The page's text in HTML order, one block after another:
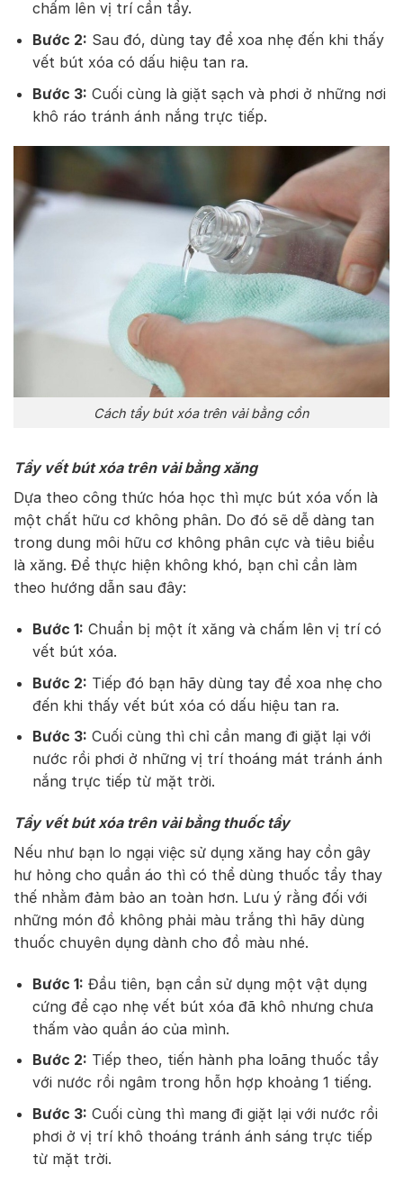
chấm lên vị trí cần tẩy.
Bước 2: Sau đó, dùng tay để xoa nhẹ đến khi thấy
vết bút xóa có dấu hiệu tan ra.
Bước 3: Cuối cùng là giặt sạch và phơi ở những nơi
khô ráo tránh ánh nắng trực tiếp.
Cách tẩy bút xóa trên vải bằng cồn
Tẩy vết bút xóa trên vải bằng xăng
Dựa theo công thức hóa học thì mực bút xóa vốn là
một chất hữu cơ không phân. Do đó sẽ dễ dàng tan
trong dung môi hữu cơ không phân cực và tiêu biểu
là xăng. Để thực hiện không khó, bạn chỉ cần làm
theo hướng dẫn sau đây:
Bước 1: Chuẩn bị một ít xăng và chấm lên vị trí có
vết bút xóa.
Bước 2: Tiếp đó bạn hãy dùng tay để xoa nhẹ cho
đến khi thấy vết bút xóa có dấu hiệu tan ra.
Bước 3: Cuối cùng thì chỉ cần mang đi giặt lại với
nước rồi phơi ở những vị trí thoáng mát tránh ánh
nắng trực tiếp từ mặt trời.
Tẩy vết bút xóa trên vải bằng thuốc tẩy
Nếu như bạn lo ngại việc sử dụng xăng hay cồn gây
hư hỏng cho quần áo thì có thể dùng thuốc tẩy thay
thế nhằm đảm bảo an toàn hơn. Lưu ý rằng đối với
những món đồ không phải màu trắng thì hãy dùng
thuốc chuyên dụng dành cho đồ màu nhé.
Bước 1: Đầu tiên, bạn cần sử dụng một vật dụng
cứng để cạo nhẹ vết bút xóa đã khô nhưng chưa
thấm vào quần áo của mình.
Bước 2: Tiếp theo, tiến hành pha loãng thuốc tẩy
với nước rồi ngâm trong hỗn hợp khoảng 1 tiếng.
Bước 3: Cuối cùng thì mang đi giặt lại với nước rồi
phơi ở vị trí khô thoáng tránh ánh sáng trực tiếp
từ mặt trời.